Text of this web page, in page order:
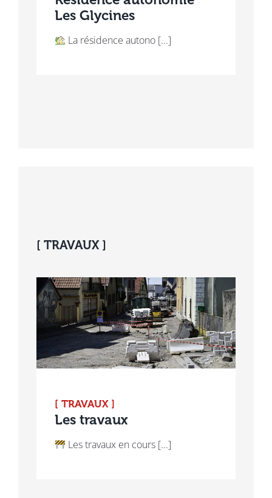
Les Glycines
La résidence autono [...]
[ TRAVAUX ]
[ TRAVAUX ]
Les travaux
Les travaux en cours [...]